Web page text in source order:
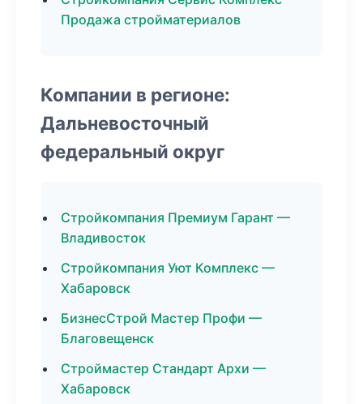
Продажа стройматериалов
Компании в регионе:
Дальневосточный
федеральный округ
Стройкомпания Премиум Гарант —
Владивосток
Стройкомпания Уют Комплекс —
Хабаровск
БизнесСтрой Мастер Профи —
Благовещенск
Строймастер Стандарт Архи —
Хабаровск